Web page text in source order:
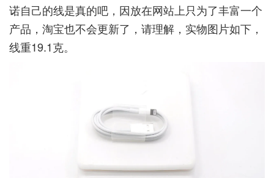
诺自己的线是真的吧，因放在网站上只为了丰富一个
产品，淘宝也不会更新了，请理解，实物图片如下，
线重19.1克。